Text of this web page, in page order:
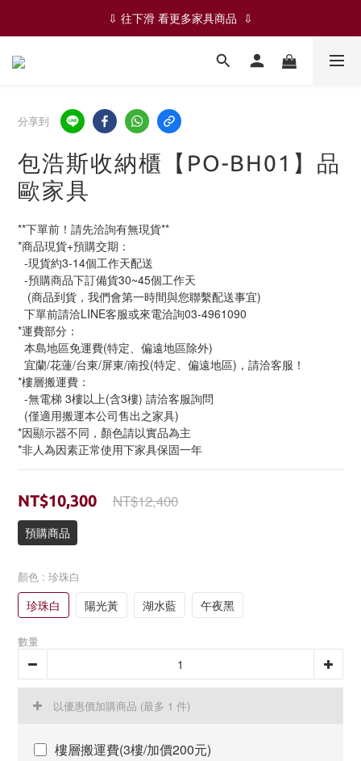
✨✨ ✦ 絕版品-五折限時優惠 ✦ ✨✨
⇩ 往下滑 看更多家具商品  ⇩
✨✨ ✦ 絕版品-五折限時優惠 ✦ ✨✨
分享到
包浩斯收納櫃【PO-BH01】品
歐家具
**下單前！請先洽詢有無現貨**
*商品現貨+預購交期：
  -現貨約3-14個工作天配送
  -預購商品下訂備貨30~45個工作天
   (商品到貨，我們會第一時間與您聯繫配送事宜)
  下單前請洽LINE客服或來電洽詢03-4961090
*運費部分：
  本島地區免運費(特定、偏遠地區除外)
  宜蘭/花蓮/台東/屏東/南投(特定、偏遠地區)，請洽客服！
*樓層搬運費：
  -無電梯 3樓以上(含3樓) 請洽客服詢問
  (僅適用搬運本公司售出之家具)
*因顯示器不同，顏色請以實品為主
*非人為因素正常使用下家具保固一年
NT$10,300 NT$12,400
預購商品
顏色 : 珍珠白
珍珠白 陽光黃 湖水藍 午夜黑
數量
以優惠價加購商品 (最多 1 件)
樓層搬運費(3樓/加價200元)